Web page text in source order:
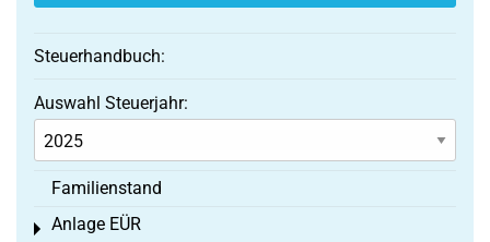
Steuerhandbuch:
Auswahl Steuerjahr:
Familienstand
Anlage EÜR
Toggle menu